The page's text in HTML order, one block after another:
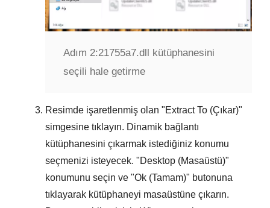
Adım 2:21755a7.dll kütüphanesini
seçili hale getirme
Resimde işaretlenmiş olan "Extract To (Çıkar)"
simgesine tıklayın. Dinamik bağlantı
kütüphanesini çıkarmak istediğiniz konumu
seçmenizi isteyecek. "Desktop (Masaüstü)"
konumunu seçin ve "Ok (Tamam)" butonuna
tıklayarak kütüphaneyi masaüstüne çıkarın.